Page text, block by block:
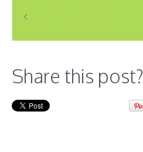
Share this post?